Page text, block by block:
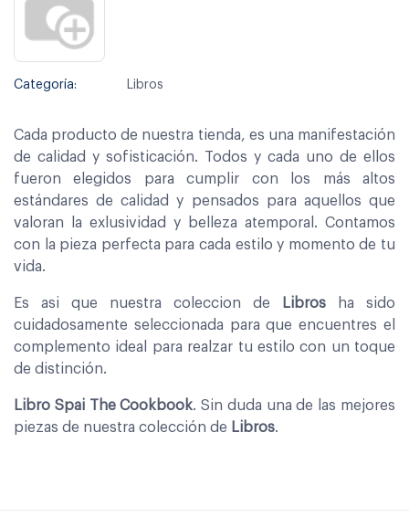
Categoría: Libros
Cada producto de nuestra tienda, es una manifestación
de calidad y sofisticación. Todos y cada uno de ellos
fueron elegidos para cumplir con los más altos
estándares de calidad y pensados para aquellos que
valoran la exlusividad y belleza atemporal. Contamos
con la pieza perfecta para cada estilo y momento de tu
vida.
Es asi que nuestra coleccion de Libros ha sido
cuidadosamente seleccionada para que encuentres el
complemento ideal para realzar tu estilo con un toque
de distinción.
Libro Spai The Cookbook. Sin duda una de las mejores
piezas de nuestra colección de Libros.